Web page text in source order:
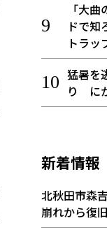
「大
ドで
トラッ
猛暑を
り に
新着情報
北秋田市森
崩れから復